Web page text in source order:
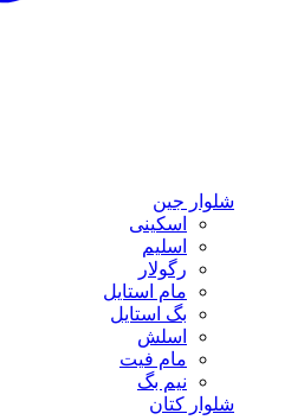
شلوار جین
اسکینی
اسلیم
رگولار
مام استایل
بگ استایل
اسلش
مام فیت
نیم بگ
شلوار کتان